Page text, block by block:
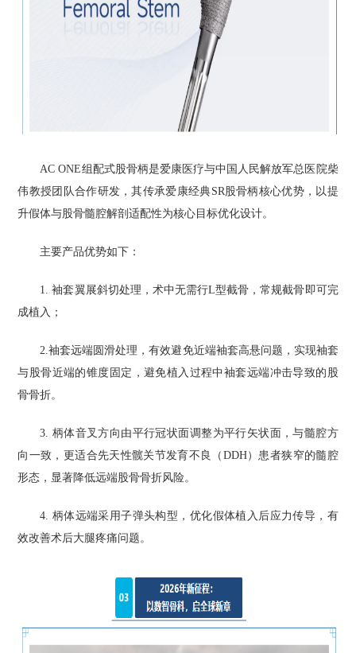
AC ONE组配式股骨柄是爱康医疗与中国人民解放军总医院柴
伟教授团队合作研发，其传承爱康经典SR股骨柄核心优势，以提
升假体与股骨髓腔解剖适配性为核心目标优化设计。
主要产品优势如下：
1. 袖套翼展斜切处理，术中无需行L型截骨，常规截骨即可完
成植入；
2.袖套远端圆滑处理，有效避免近端袖套高悬问题，实现袖套
与股骨近端的锥度固定，避免植入过程中袖套远端冲击导致的股
骨骨折。
3. 柄体音叉方向由平行冠状面调整为平行矢状面，与髓腔方
向一致，更适合先天性髋关节发育不良（DDH）患者狭窄的髓腔
形态，显著降低远端股骨骨折风险。
4. 柄体远端采用子弹头构型，优化假体植入后应力传导，有
效改善术后大腿疼痛问题。